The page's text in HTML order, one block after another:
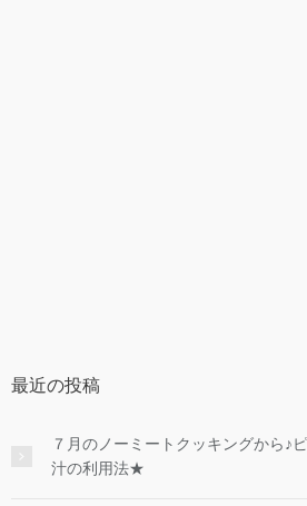
最近の投稿
７月のノーミートクッキングから♪
汁の利用法★